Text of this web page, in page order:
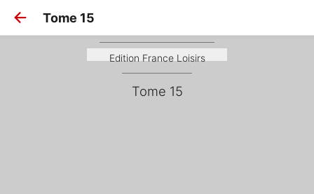
Tome 15
Edition France Loisirs
Tome 15